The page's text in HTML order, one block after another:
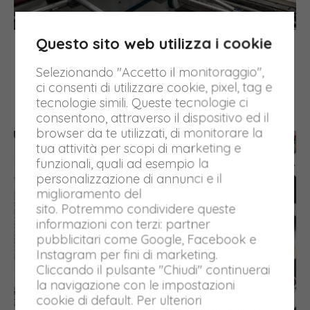
Incollatura
Macchine piega-incolla per astucci in linea con
dispositivo raddrizzatore e raccoglitore
automatico per una perfetta incollatura, idonea a
confezionatrici ad alta velocità
Questo sito web utilizza i cookie
Selezionando "Accetto il monitoraggio",
ci consenti di utilizzare cookie, pixel, tag e
tecnologie simili. Queste tecnologie ci
consentono, attraverso il dispositivo ed il
browser da te utilizzati, di monitorare la
tua attività per scopi di marketing e
funzionali, quali ad esempio la
personalizzazione di annunci e il
miglioramento del
sito. Potremmo condividere queste
informazioni con terzi: partner
pubblicitari come Google, Facebook e
Instagram per fini di marketing.
Cliccando il pulsante "Chiudi" continuerai
la navigazione con le impostazioni
cookie di default. Per ulteriori